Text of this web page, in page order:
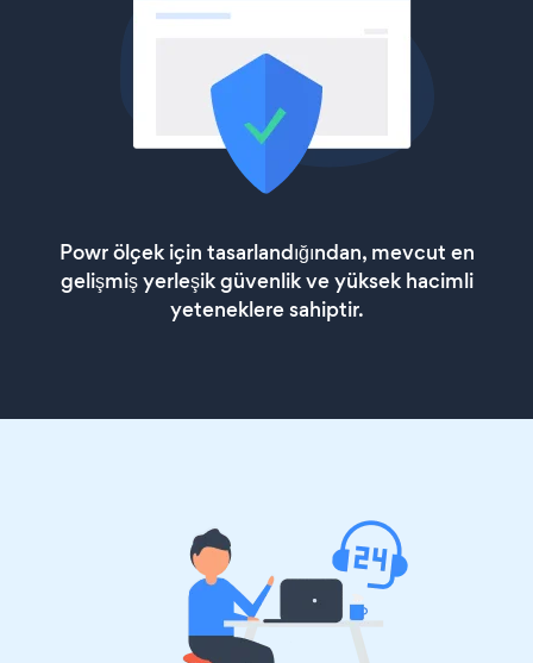
Powr ölçek için tasarlandığından, mevcut en
gelişmiş yerleşik güvenlik ve yüksek hacimli
yeteneklere sahiptir.